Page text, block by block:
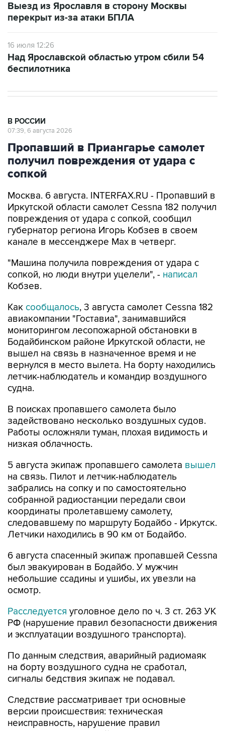
Выезд из Ярославля в сторону Москвы
перекрыт из-за атаки БПЛА
16 июля 12:26
Над Ярославской областью утром сбили 54
беспилотника
В РОССИИ
07:39, 6 августа 2026
Пропавший в Приангарье самолет
получил повреждения от удара с
сопкой
Москва. 6 августа. INTERFAX.RU - Пропавший в
Иркутской области самолет Cessna 182 получил
повреждения от удара с сопкой, сообщил
губернатор региона Игорь Кобзев в своем
канале в мессенджере Мах в четверг.
"Машина получила повреждения от удара с
сопкой, но люди внутри уцелели", - написал
Кобзев.
Как сообщалось, 3 августа самолет Cessna 182
авиакомпании "Гоставиа", занимавшийся
мониторингом лесопожарной обстановки в
Бодайбинском районе Иркутской области, не
вышел на связь в назначенное время и не
вернулся в место вылета. На борту находились
летчик-наблюдатель и командир воздушного
судна.
В поисках пропавшего самолета было
задействовано несколько воздушных судов.
Работы осложняли туман, плохая видимость и
низкая облачность.
5 августа экипаж пропавшего самолета вышел
на связь. Пилот и летчик-наблюдатель
забрались на сопку и по самостоятельно
собранной радиостанции передали свои
координаты пролетавшему самолету,
следовавшему по маршруту Бодайбо - Иркутск.
Летчики находились в 90 км от Бодайбо.
6 августа спасенный экипаж пропавшей Cessna
был эвакуирован в Бодайбо. У мужчин
небольшие ссадины и ушибы, их увезли на
осмотр.
Расследуется уголовное дело по ч. 3 ст. 263 УК
РФ (нарушение правил безопасности движения
и эксплуатации воздушного транспорта).
По данным следствия, аварийный радиомаяк
на борту воздушного судна не сработал,
сигналы бедствия экипаж не подавал.
Следствие рассматривает три основные
версии происшествия: техническая
неисправность, нарушение правил